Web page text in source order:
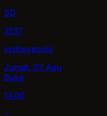
SD
3537
sydneypools
Jumat, 07 Agu
Buka
14.00